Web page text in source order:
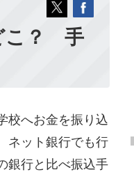
こ？ 手
校へお金を振り込
ネット銀行でも行
銀行と比べ振込手